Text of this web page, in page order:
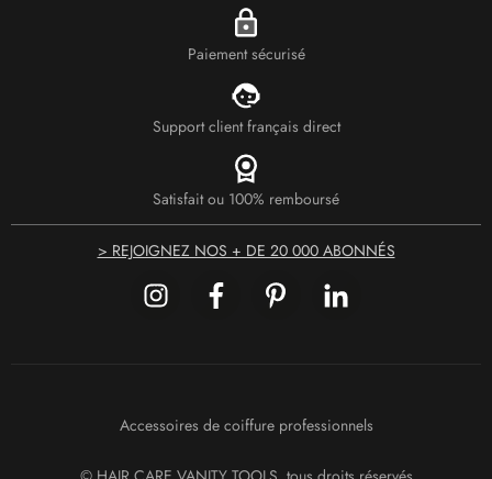
Paiement sécurisé
Support client français direct
Satisfait ou 100% remboursé
> REJOIGNEZ NOS + DE 20 000 ABONNÉS
Accessoires de coiffure professionnels